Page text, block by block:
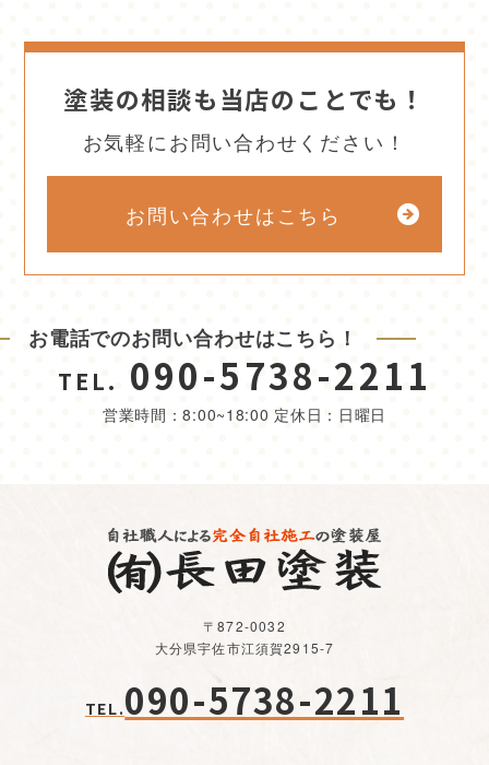
塗装の相談も当店のことでも！
お気軽にお問い合わせください！
お問い合わせはこちら
お電話でのお問い合わせはこちら！
TEL. 090-5738-2211
営業時間：8:00~18:00 定休日：日曜日
〒872-0032
大分県宇佐市江須賀2915-7
TEL.090-5738-2211